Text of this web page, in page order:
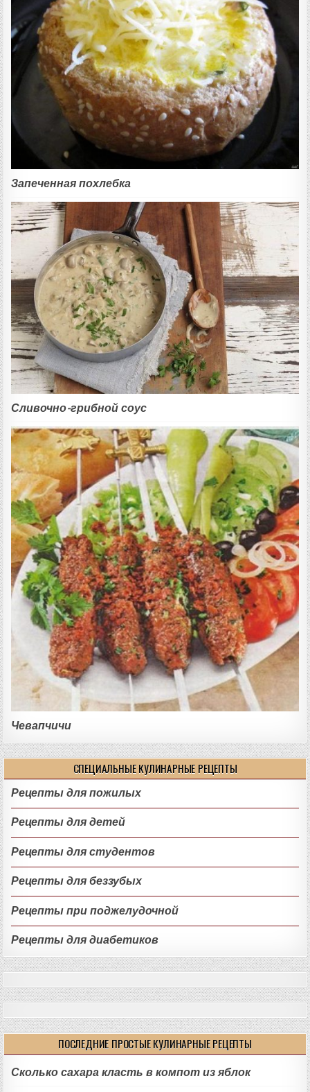
Запеченная похлебка
Сливочно-грибной соус
Чевапчичи
СПЕЦИАЛЬНЫЕ КУЛИНАРНЫЕ РЕЦЕПТЫ
Рецепты для пожилых
Рецепты для детей
Рецепты для студентов
Рецепты для беззубых
Рецепты при поджелудочной
Рецепты для диабетиков
ПОСЛЕДНИЕ ПРОСТЫЕ КУЛИНАРНЫЕ РЕЦЕПТЫ
Сколько сахара класть в компот из яблок